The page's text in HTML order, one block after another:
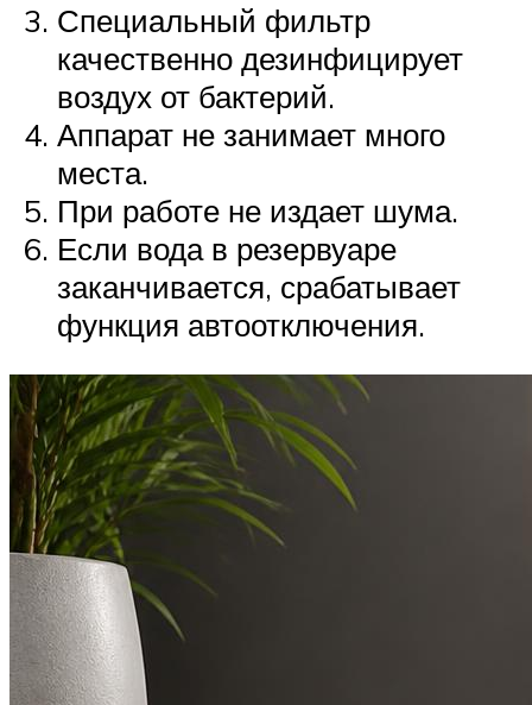
Специальный фильтр
качественно дезинфицирует
воздух от бактерий.
Аппарат не занимает много
места.
При работе не издает шума.
Если вода в резервуаре
заканчивается, срабатывает
функция автоотключения.